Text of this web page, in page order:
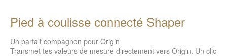
Pied à coulisse connecté Shaper
Un parfait compagnon pour Origin
Transmet tes valeurs de mesure directement vers Origin. Un clic